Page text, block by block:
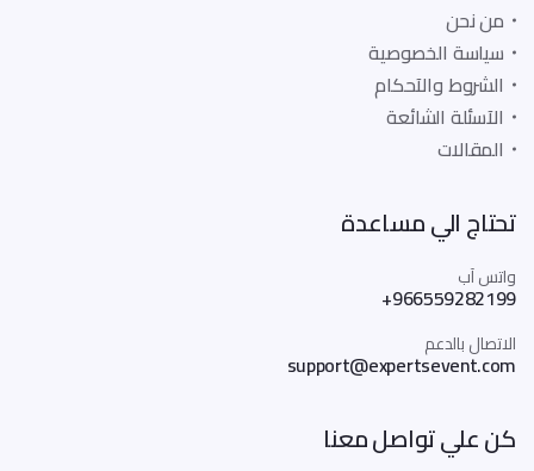
من نحن
سياسة الخصوصية
الشروط والآحكام
الآسئلة الشائعة
المقالات
تحتاج الي مساعدة
واتس آب
+966559282199
الاتصال بالدعم
support@expertsevent.com
كن علي تواصل معنا